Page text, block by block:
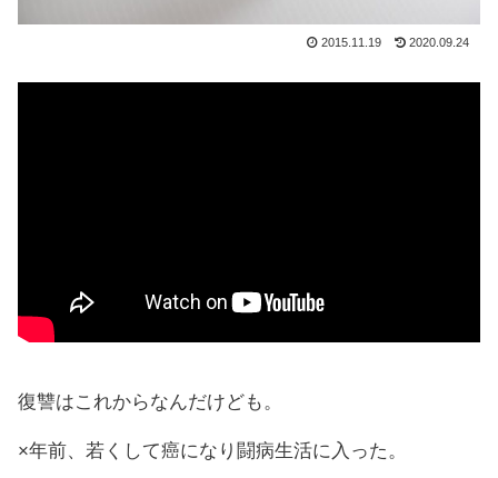
2015.11.19 2020.09.24
復讐はこれからなんだけども。
×年前、若くして癌になり闘病生活に入った。